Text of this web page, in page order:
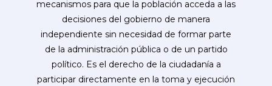
mecanismos para que la población acceda a las
decisiones del gobierno de manera
independiente sin necesidad de formar parte
de la administración pública o de un partido
político. Es el derecho de la ciudadanía a
participar directamente en la toma y ejecución